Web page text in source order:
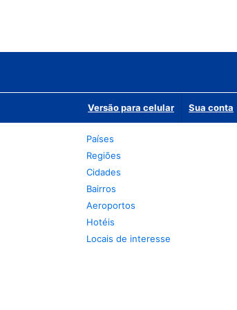
Versão para celular Sua conta
Países
Regiões
Cidades
Bairros
Aeroportos
Hotéis
Locais de interesse